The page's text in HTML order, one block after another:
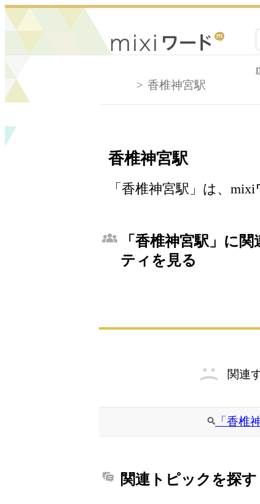
香椎神宮駅
香椎神宮駅
「香椎神宮駅」は、
「香椎神宮駅」に
ティを見る
関連
「香椎
関連トピックを探す